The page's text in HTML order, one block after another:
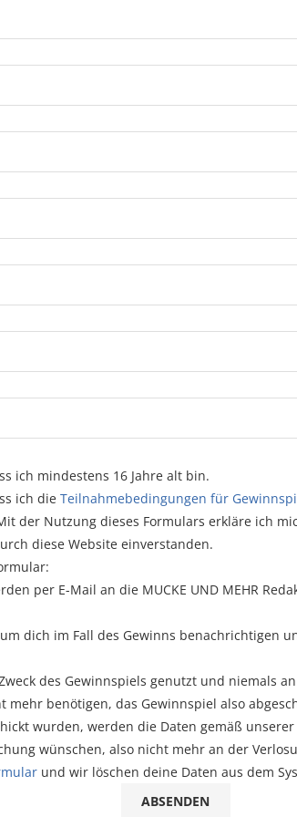
ich mindestens 16 Jahre alt bin.
ich die Teilnahmebedingungen für
der Nutzung dieses Formulars erkläre ich
diese Website einverstanden.
per E-Mail an die MUCKE UND MEHR
dich im Fall des Gewinns benachrichtigen
des Gewinnspiels genutzt und niemals
mehr benötigen, das Gewinnspiel also
wurden, werden die Daten gemäß unserer
wünschen, also nicht mehr an der
und wir löschen deine Daten aus dem